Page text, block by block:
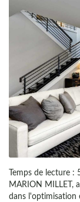
Temps de lecture :
MARION MILLET,
dans l'optimisation